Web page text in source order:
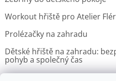
Workout hřiště pro Atelier
Prolézačky na zahradu
Dětské hřiště na zahradu:
pohyb a společný čas